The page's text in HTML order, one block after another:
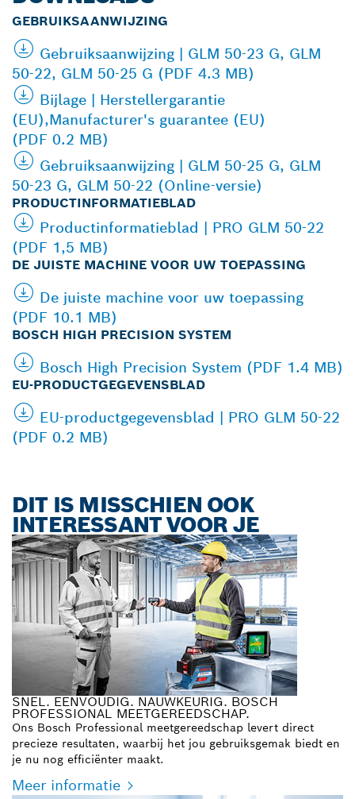
GEBRUIKSAANWIJZING
Gebruiksaanwijzing | GLM 50-23 G, GLM
50-22, GLM 50-25 G (PDF 4.3 MB)
Bijlage | Herstellergarantie
(EU),Manufacturer's guarantee (EU)
(PDF 0.2 MB)
Gebruiksaanwijzing | GLM 50-25 G, GLM
50-23 G, GLM 50-22 (Online-versie)
PRODUCTINFORMATIEBLAD
Productinformatieblad | PRO GLM 50-22
(PDF 1,5 MB)
DE JUISTE MACHINE VOOR UW TOEPASSING
De juiste machine voor uw toepassing
(PDF 10.1 MB)
BOSCH HIGH PRECISION SYSTEM
Bosch High Precision System (PDF 1.4 MB)
EU-PRODUCTGEGEVENSBLAD
EU-productgegevensblad | PRO GLM 50-22
(PDF 0.2 MB)
DIT IS MISSCHIEN OOK
INTERESSANT VOOR JE
SNEL. EENVOUDIG. NAUWKEURIG. BOSCH
PROFESSIONAL MEETGEREEDSCHAP.
Ons Bosch Professional meetgereedschap levert direct
precieze resultaten, waarbij het jou gebruiksgemak biedt en
je nu nog efficiënter maakt.
Meer informatie